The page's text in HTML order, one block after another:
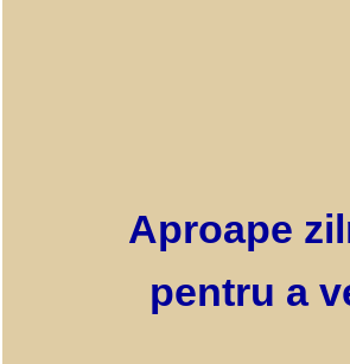
Aproape
pentru a